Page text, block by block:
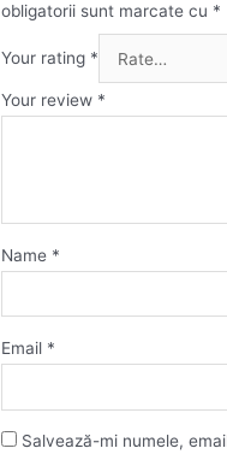
obligatorii sunt marcate cu *
Your rating *
Your review *
Name *
Email *
Salvează-mi numele,